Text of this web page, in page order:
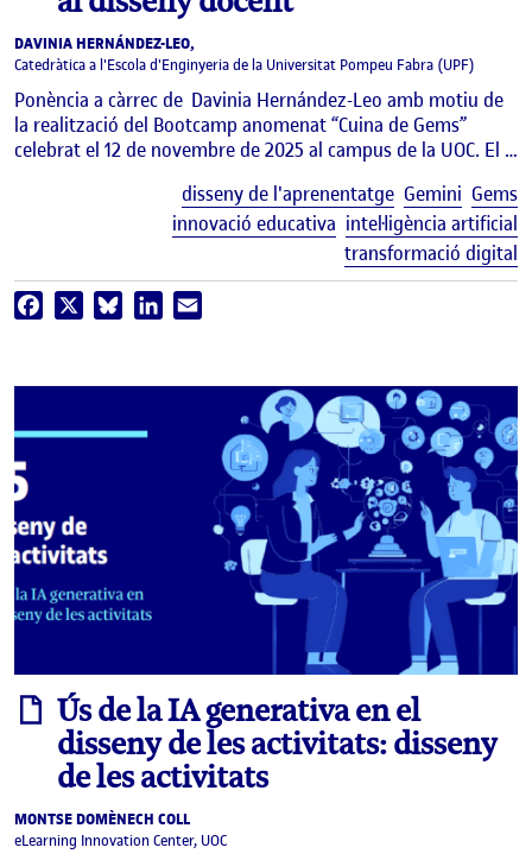
DAVINIA HERNÁNDEZ-LEO,
Catedràtica a l'Escola d'Enginyeria de la Universitat Pompeu Fabra (UPF)
Ponència a càrrec de Davinia Hernández-Leo amb motiu de
la realització del Bootcamp anomenat “Cuina de Gems”
celebrat el 12 de novembre de 2025 al campus de la UOC. El …
disseny de l'aprenentatge Gemini Gems
innovació educativa intel·ligència artificial
transformació digital
Facebook BlueskyLinkedIn
informe
Ús de la IA generativa en el
disseny de les activitats: disseny
de les activitats
MONTSE DOMÈNECH COLL
eLearning Innovation Center, UOC